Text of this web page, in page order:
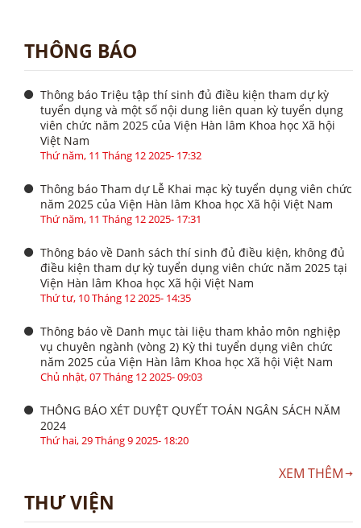
THÔNG BÁO
Thông báo Triệu tập thí sinh đủ điều kiện tham dự kỳ
tuyển dụng và một số nội dung liên quan kỳ tuyển dụng
viên chức năm 2025 của Viện Hàn lâm Khoa học Xã hội
Việt Nam
Thứ năm, 11 Tháng 12 2025- 17:32
Thông báo Tham dự Lễ Khai mạc kỳ tuyển dụng viên chức
năm 2025 của Viện Hàn lâm Khoa học Xã hội Việt Nam
Thứ năm, 11 Tháng 12 2025- 17:31
Thông báo về Danh sách thí sinh đủ điều kiện, không đủ
điều kiện tham dự kỳ tuyển dụng viên chức năm 2025 tại
Viện Hàn lâm Khoa học Xã hội Việt Nam
Thứ tư, 10 Tháng 12 2025- 14:35
Thông báo về Danh mục tài liệu tham khảo môn nghiệp
vụ chuyên ngành (vòng 2) Kỳ thi tuyển dụng viên chức
năm 2025 của Viện Hàn lâm Khoa học Xã hội Việt Nam
Chủ nhật, 07 Tháng 12 2025- 09:03
THÔNG BÁO XÉT DUYỆT QUYẾT TOÁN NGÂN SÁCH NĂM
2024
Thứ hai, 29 Tháng 9 2025- 18:20
XEM THÊM
THƯ VIỆN